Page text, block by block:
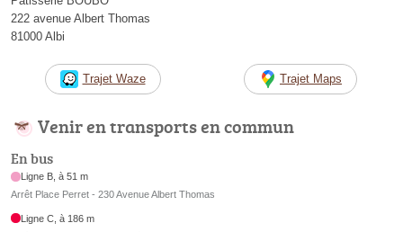
222 avenue Albert Thomas
81000 Albi
Trajet Waze Trajet Maps
Venir en transports en commun
En bus
Ligne B, à 51 m
Arrêt Place Perret - 230 Avenue Albert Thomas
Ligne C, à 186 m